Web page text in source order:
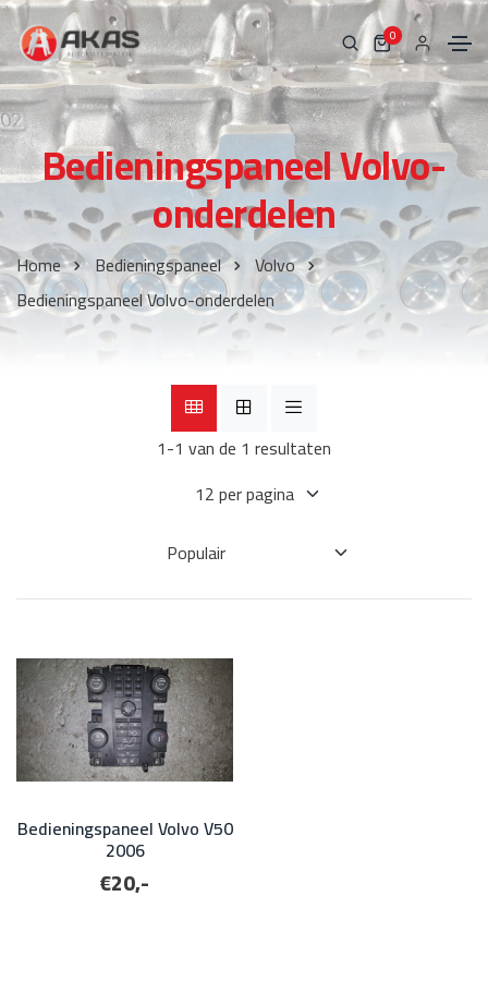
0
Bedieningspaneel Volvo-
onderdelen
Home Bedieningspaneel
Volvo
Bedieningspaneel Volvo-onderdelen
1-1 van de 1 resultaten
Bedieningspaneel Volvo V50
2006
€20,-